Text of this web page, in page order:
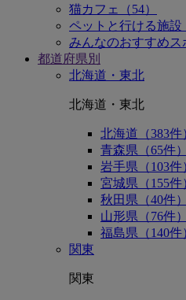
猫カフェ（54）
ペットと行ける施設
みんなのおすすめス
都道府県別
北海道・東北
北海道・東北
北海道（383件
青森県（65件）
岩手県（103件
宮城県（155件
秋田県（40件）
山形県（76件）
福島県（140件
関東
関東